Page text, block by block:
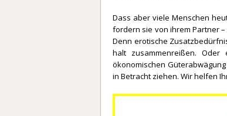
Dass aber viele Menschen
fordern sie von ihrem Partner
Denn erotische
halt zusammenreißen.
ökonomischen
in Betracht ziehen. Wir helfen